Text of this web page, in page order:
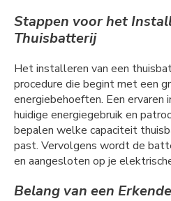
Stappen voor het
Thuisbatterij
Het installeren van een
procedure die begint met een
energiebehoeften. Een
huidige energiegebruik en
bepalen welke capaciteit
past. Vervolgens wordt de
en aangesloten op je
Belang van een